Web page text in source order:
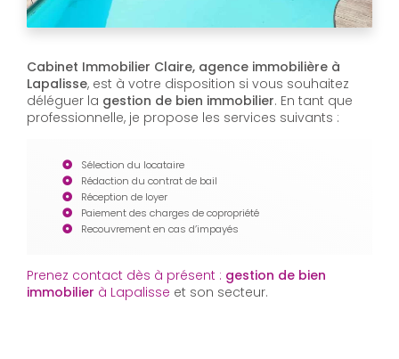
Cabinet Immobilier Claire, agence immobilière à
Lapalisse, est à votre disposition si vous souhaitez
déléguer la gestion de bien immobilier. En tant que
professionnelle, je propose les services suivants :
Sélection du locataire
Rédaction du contrat de bail
Réception de loyer
Paiement des charges de copropriété
Recouvrement en cas d’impayés
Prenez contact dès à présent : gestion de bien
immobilier à Lapalisse et son secteur.